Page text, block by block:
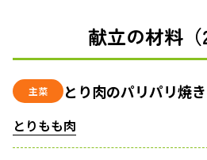
献立の材料（
主菜 とり肉のパリパリ焼き
とりもも肉